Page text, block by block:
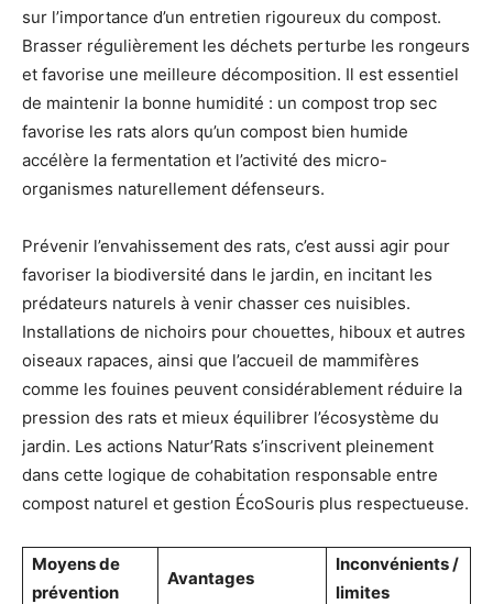
sur l’importance d’un entretien rigoureux du compost.
Brasser régulièrement les déchets perturbe les rongeurs
et favorise une meilleure décomposition. Il est essentiel
de maintenir la bonne humidité : un compost trop sec
favorise les rats alors qu’un compost bien humide
accélère la fermentation et l’activité des micro-
organismes naturellement défenseurs.
Prévenir l’envahissement des rats, c’est aussi agir pour
favoriser la biodiversité dans le jardin, en incitant les
prédateurs naturels à venir chasser ces nuisibles.
Installations de nichoirs pour chouettes, hiboux et autres
oiseaux rapaces, ainsi que l’accueil de mammifères
comme les fouines peuvent considérablement réduire la
pression des rats et mieux équilibrer l’écosystème du
jardin. Les actions Natur’Rats s’inscrivent pleinement
dans cette logique de cohabitation responsable entre
compost naturel et gestion ÉcoSouris plus respectueuse.
Moyens de
prévention
Avantages
Inconvénients /
limites